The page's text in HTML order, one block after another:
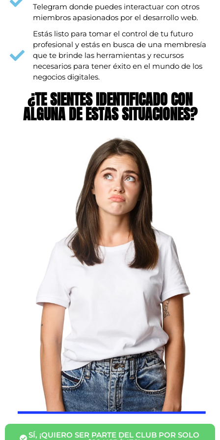
Telegram donde puedes interactuar con otros
miembros apasionados por el desarrollo web.
Estás listo para tomar el control de tu futuro
profesional y estás en busca de una membresía
que te brinde las herramientas y recursos
necesarios para tener éxito en el mundo de los
negocios digitales.
¿TE SIENTES IDENTIFICADO CON
ALGUNA DE ESTAS SITUACIONES?
SÍ, ¡QUIERO SER PARTE DEL CLUB POR SOLO